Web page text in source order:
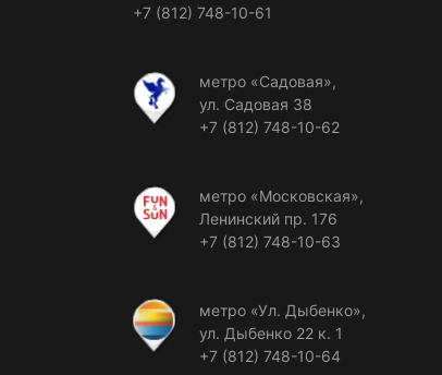
+7 (812) 748-10-61
метро «Садовая»,
ул. Садовая 38
+7 (812) 748-10-62
метро «Московская»,
Ленинский пр. 176
+7 (812) 748-10-63
метро «Ул. Дыбенко»,
ул. Дыбенко 22 к. 1
+7 (812) 748-10-64